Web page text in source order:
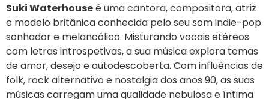
Suki Waterhouseé uma cantora, compositora, atriz
e modelo britânica conhecida pelo seu som indie-pop
sonhador e melancólico. Misturando vocais etéreos
com letras introspetivas, a sua música explora temas
de amor, desejo e autodescoberta. Com influências de
folk, rock alternativo e nostalgia dos anos 90, as suas
músicas carregam uma qualidade nebulosa e íntima